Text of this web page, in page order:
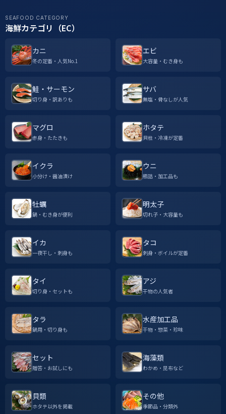
SEAFOOD CATEGORY
海鮮カテゴリ（EC）
カニ
冬の定番・人気No.1
エビ
大容量・むき身も
鮭・サーモン
切り身・訳ありも
サバ
無塩・骨なしが人気
マグロ
赤身・たたきも
ホタテ
貝柱・冷凍が定番
イクラ
小分け・醤油漬け
ウニ
瓶詰・加工品も
牡蠣
鍋・むき身が便利
明太子
切れ子・大容量も
イカ
一夜干し・刺身も
タコ
刺身・ボイルが定番
タイ
切り身・セットも
アジ
干物の人気者
タラ
鍋用・切り身も
水産加工品
干物・惣菜・珍味
セット
贈答・お試しにも
海藻類
わかめ・昆布など
貝類
ホタテ以外を掲載
その他
季節品・分類外